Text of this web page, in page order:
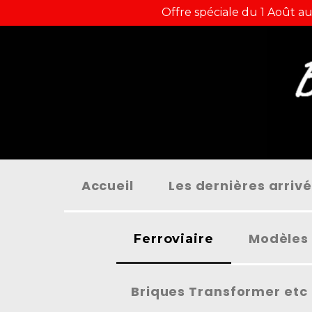
Offre spéciale du 1 Août
Accueil Les dernières
Ferroviaire
Briques Transformer etc